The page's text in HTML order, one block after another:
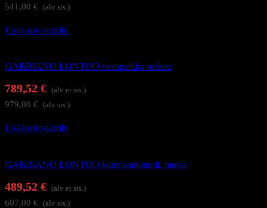
541,00 € (alv sis.)
Lisää ostoskoriin
GABBIANO LONTOO pesupaikka ruskea
789,52 € (alv ei sis.)
979,00 € (alv sis.)
Lisää ostoskoriin
GABBIANO LONTOO kampaamotuoli, musta
489,52 € (alv ei sis.)
607,00 € (alv sis.)